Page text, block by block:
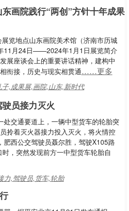
画院践行“两创”方针十年成果
览地点山东画院美术馆（济南市历城
11月24日——2024年1月1日展览简介
展座谈会上的重要讲话精神，建构中
衔接，历史与现实相贯通……更多
,成果展,画院,山东,新时代
员接力灭火
交通要道上，一辆中型货车的轮胎突
拎着灭火器接力投入灭火，将火情控
西公交驾驶员聂尔胜，驾驶X105路
，突然发现前方一中型货车轮胎自
力,驾驶员,货车,轮胎